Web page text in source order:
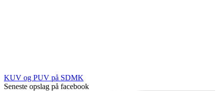
KUV og PUV på SDMK
Seneste opslag på facebook